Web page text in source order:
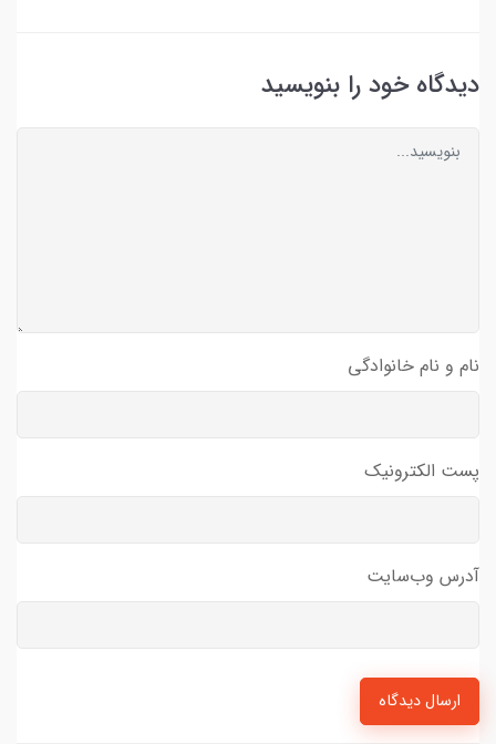
دیدگاه خود را بنویسید
نام و نام خانوادگی
پست الکترونیک
آدرس وب‌سایت
ارسال دیدگاه